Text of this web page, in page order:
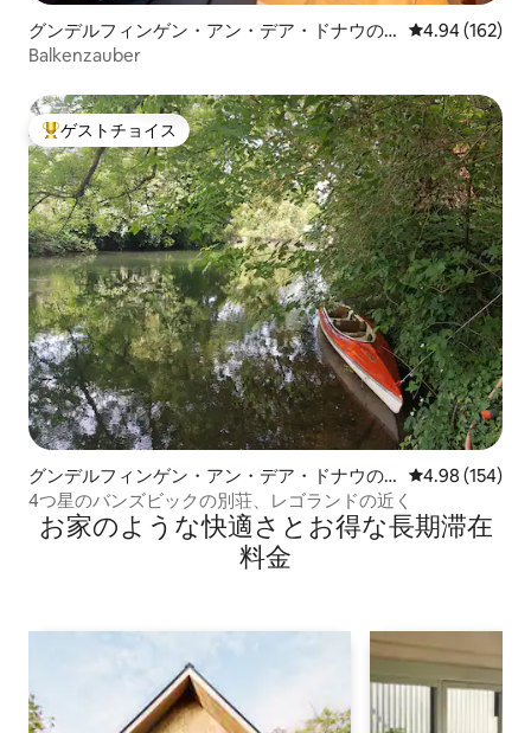
グンデルフィンゲン・アン・デア・ドナウの
マンション・アパート
レビュー162
4.94 (162)
Balkenzauber
大好評のゲストチョイスです。
ゲストチョイス
グンデルフィンゲン・アン・デア・ドナウの
一軒家
レビュー154
4.98 (154)
4つ星のバンズビックの別荘、レゴランドの近く
お家のような快⁠適⁠さ⁠とお⁠得⁠な長⁠期⁠滞⁠在
料⁠金